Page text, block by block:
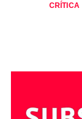
CRÍTICA